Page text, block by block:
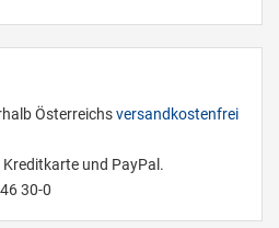
Österreichsversandkostenfrei
und PayPal.
30-0